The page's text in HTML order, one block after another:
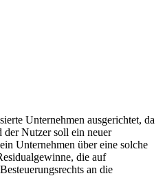
Unternehmen ausgerichtet, da
der Nutzer soll ein neuer
Unternehmen über eine solche
die auf
an die